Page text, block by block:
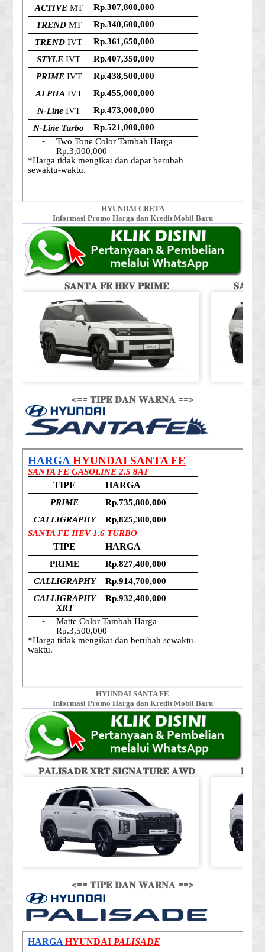
HYUNDAI CRETA
Informasi Promo Harga dan Kredit Mobil Baru
𝐒𝐀𝐍𝐓𝐀 𝐅𝐄 𝐇𝐄𝐕 𝐏𝐑𝐈𝐌𝐄
<== 𝐓𝐈𝐏𝐄 𝐃𝐀𝐍 𝐖𝐀𝐑𝐍𝐀 ==>
HYUNDAI SANTA FE
Informasi Promo Harga dan Kredit Mobil Baru
𝐏𝐀𝐋𝐈𝐒𝐀𝐃𝐄 𝐗𝐑𝐓 𝐒𝐈𝐆𝐍𝐀𝐓𝐔𝐑𝐄 𝐀𝐖𝐃
<== 𝐓𝐈𝐏𝐄 𝐃𝐀𝐍 𝐖𝐀𝐑𝐍𝐀 ==>